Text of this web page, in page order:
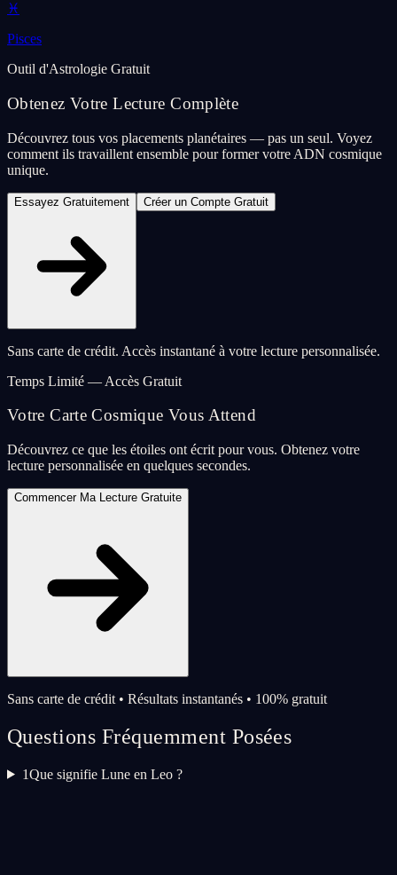
♓
Pisces
Outil d'Astrologie Gratuit
Obtenez Votre Lecture Complète
Découvrez tous vos placements planétaires — pas un seul. Voyez
comment ils travaillent ensemble pour former votre ADN cosmique
unique.
Essayez Gratuitement Créer un Compte Gratuit
Sans carte de crédit. Accès instantané à votre lecture personnalisée.
Temps Limité — Accès Gratuit
Votre Carte Cosmique Vous Attend
Découvrez ce que les étoiles ont écrit pour vous. Obtenez votre
lecture personnalisée en quelques secondes.
Commencer Ma Lecture Gratuite
Sans carte de crédit • Résultats instantanés • 100% gratuit
Questions Fréquemment Posées
1Que signifie Lune en Leo ?